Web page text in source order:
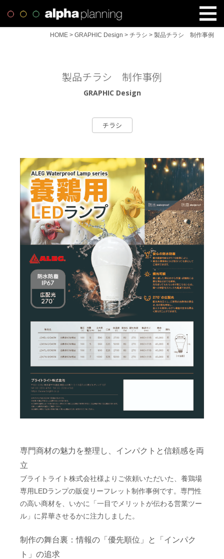
HOME > GRAPHIC Design > チラシ > 製品チラシ 制作事例
製品チラシ 制作事例
GRAPHIC Design
チラシ
専門商材の魅力を整理し、インパクトと信頼感を両
立
ブライトライト株式会社様よりご依頼いただいた、養鶏場
専用LEDランプの販促リーフレット制作事例です。専門性
の高い商材を、いかに「一目でメリットが伝わる営業ツー
ル」に昇華させるかに注力しました。
制作の舞台裏：情報の「優先順位」と「インパク
ト」の追求